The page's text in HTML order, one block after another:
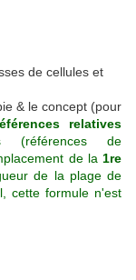
de cellules et
& le concept (pour
relatives
(références de
de la 1re
de la plage de
cette formule n'est